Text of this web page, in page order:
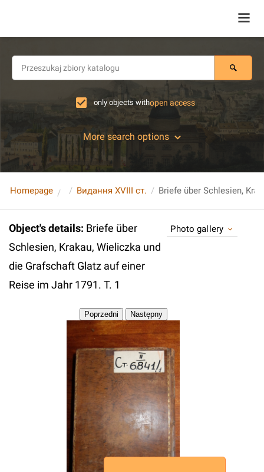
only objects withopen access
More search options
Homepage Видання XVIII ст.
Object's details: Briefe über
Schlesien, Krakau, Wieliczka und
die Grafschaft Glatz auf einer
Reise im Jahr 1791. T. 1
Photo gallery